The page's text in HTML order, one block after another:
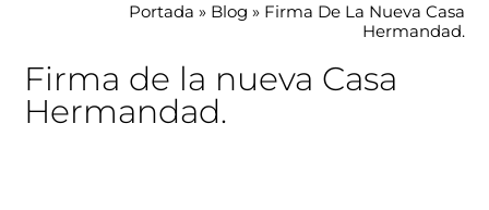
Portada » Blog » Firma De La Nueva Casa
Hermandad.
Firma de la nueva Casa
Hermandad.